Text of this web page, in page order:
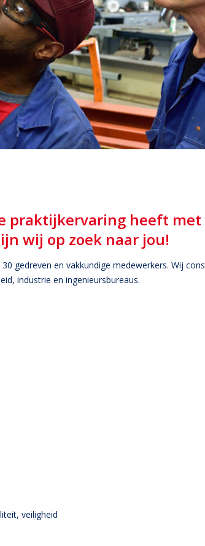
praktijkervaring heeft
wij op zoek naar jou!
gedreven en vakkundige medewerkers. Wij
industrie en ingenieursbureaus.
veiligheid